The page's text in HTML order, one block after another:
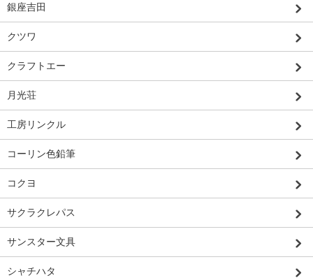
銀座吉田
クツワ
クラフトエー
月光荘
工房リンクル
コーリン色鉛筆
コクヨ
サクラクレパス
サンスター文具
シャチハタ